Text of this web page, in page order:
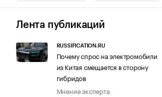
Технологии и медиа
Лента публикаций
RUSSIFICATION.RU
Почему спрос на электромобили
из Китая смещается в сторону
гибридов
Мнение эксперта